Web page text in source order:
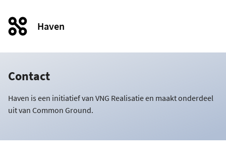
Haven
Contact
Haven is een initiatief van VNG Realisatie en maakt onderdeel
uit van Common Ground.